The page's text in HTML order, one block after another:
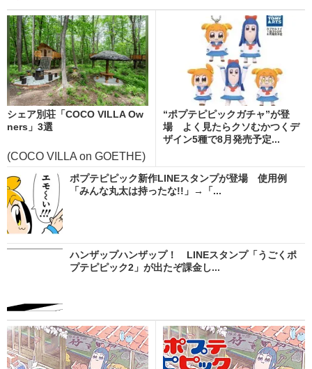
シェア別荘「COCO VILLA Ow
ners」3選
(COCO VILLA on GOETHE)
“ポプテピピックガチャ”が登
場 よく見たらクソむかつくデ
ザイン5種で8月発売予定...
ポプテピピック新作LINEスタンプが登場 使用例
「みんな丸太は持ったな!!」→「...
ハンザップハンザップ！ LINEスタンプ「うごくポ
プテピピック2」が出たぞ課金し...